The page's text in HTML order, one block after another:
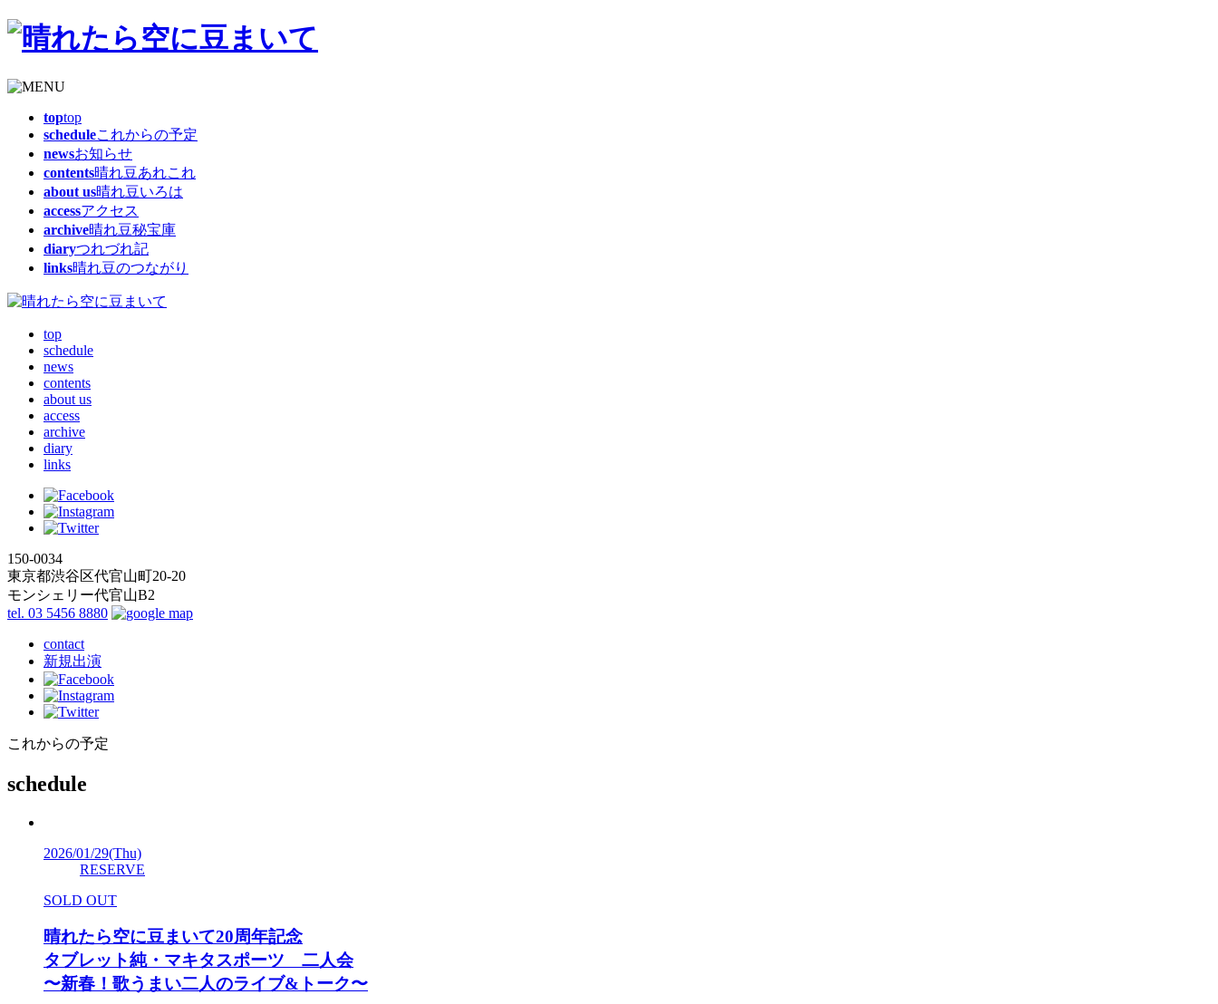
toptop
scheduleこれからの予定
newsお知らせ
contents晴れ豆あれこれ
about us晴れ豆いろは
accessアクセス
archive晴れ豆秘宝庫
diaryつれづれ記
links晴れ豆のつながり
top
schedule
news
contents
about us
access
archive
diary
links
150-0034
東京都渋谷区代官山町20-20
モンシェリー代官山B2
tel. 03 5456 8880
contact
新規出演
これからの予定
schedule
2026/01/29(Thu)
RESERVE
SOLD OUT
晴れたら空に豆まいて20周年記念
タブレット純・マキタスポーツ 二人会
〜新春！歌うまい二人のライブ&トーク〜